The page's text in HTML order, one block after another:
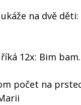
na dvě děti:
12x: Bim
počet na